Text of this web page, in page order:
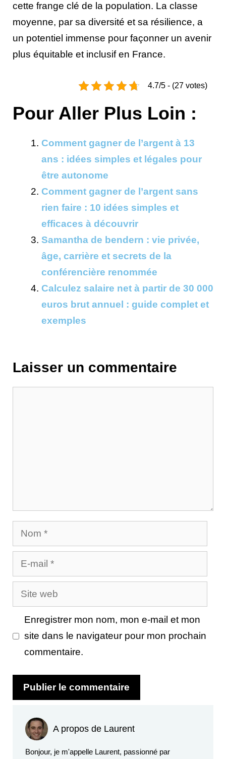
cette frange clé de la population. La classe
moyenne, par sa diversité et sa résilience, a
un potentiel immense pour façonner un avenir
plus équitable et inclusif en France.
4.7/5 - (27 votes)
Pour Aller Plus Loin :
Comment gagner de l’argent à 13
ans : idées simples et légales pour
être autonome
Comment gagner de l’argent sans
rien faire : 10 idées simples et
efficaces à découvrir
Samantha de bendern : vie privée,
âge, carrière et secrets de la
conférencière renommée
Calculez salaire net à partir de 30 000
euros brut annuel : guide complet et
exemples
Laisser un commentaire
Nom
E-
mail
Site
web
Enregistrer mon nom, mon e-mail et mon
site dans le navigateur pour mon prochain
commentaire.
A propos de Laurent
Bonjour, je m'appelle Laurent, passionné par